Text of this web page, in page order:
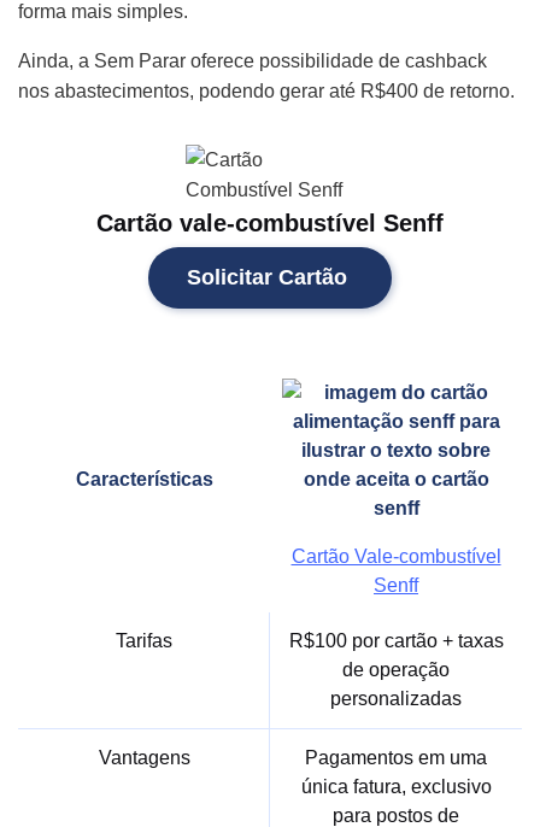
forma mais simples.
Ainda, a Sem Parar oferece possibilidade de cashback
nos abastecimentos, podendo gerar até R$400 de retorno.
Cartão vale-combustível Senff
Solicitar Cartão
Características
Cartão Vale-combustível
Senff
Tarifas
R$100 por cartão + taxas
de operação
personalizadas
Vantagens
Pagamentos em uma
única fatura, exclusivo
para postos de